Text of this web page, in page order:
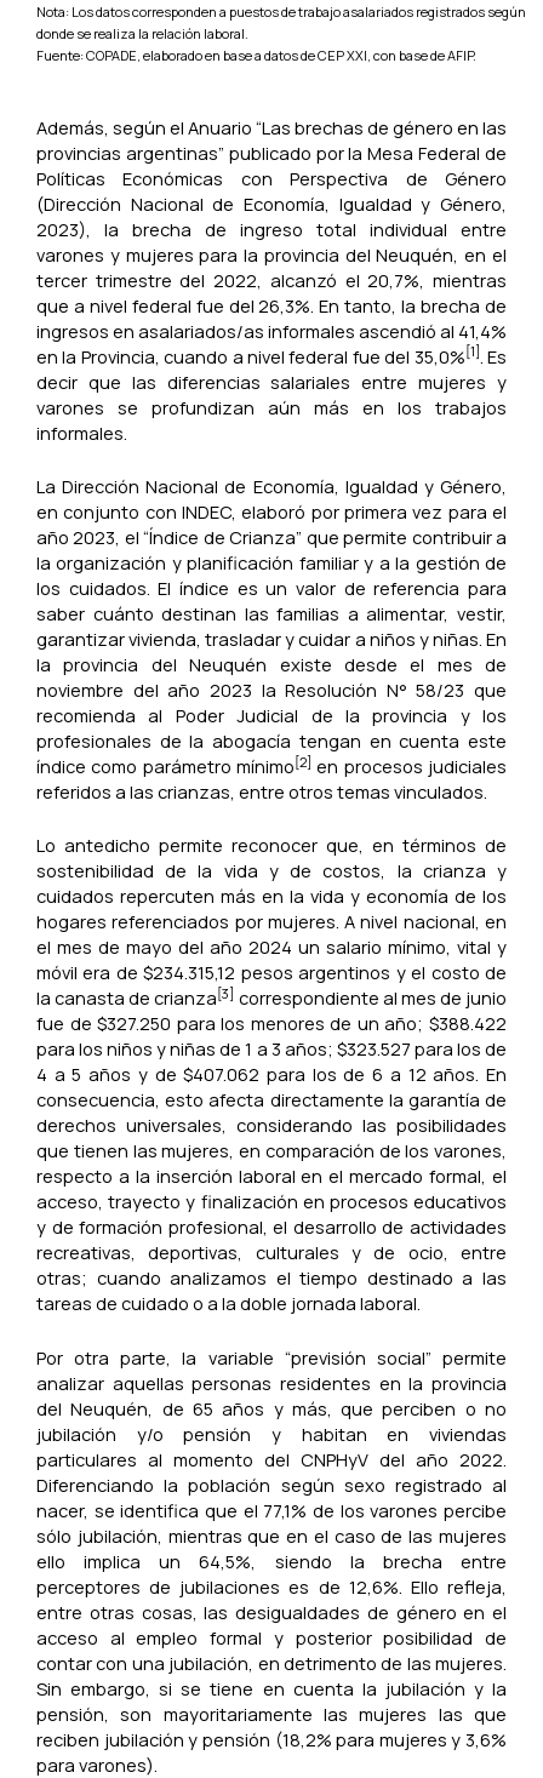
Nota: Los datos corresponden a puestos de trabajo asalariados registrados según
donde se realiza la relación laboral.
Fuente: COPADE, elaborado en base a datos de CEP XXI, con base de AFIP.
Además, según el Anuario “Las brechas de género en las
provincias argentinas” publicado por la Mesa Federal de
Políticas Económicas con Perspectiva de Género
(Dirección Nacional de Economía, Igualdad y Género,
2023), la brecha de ingreso total individual entre
varones y mujeres para la provincia del Neuquén, en el
tercer trimestre del 2022, alcanzó el 20,7%, mientras
que a nivel federal fue del 26,3%. En tanto, la brecha de
ingresos en asalariados/as informales ascendió al 41,4%
en la Provincia, cuando a nivel federal fue del 35,0% [1] . Es
decir que las diferencias salariales entre mujeres y
varones se profundizan aún más en los trabajos
informales.
La Dirección Nacional de Economía, Igualdad y Género,
en conjunto con INDEC, elaboró por primera vez para el
año 2023, el “Índice de Crianza” que permite contribuir a
la organización y planificación familiar y a la gestión de
los cuidados. El índice es un valor de referencia para
saber cuánto destinan las familias a alimentar, vestir,
garantizar vivienda, trasladar y cuidar a niños y niñas. En
la provincia del Neuquén existe desde el mes de
noviembre del año 2023 la Resolución N° 58/23 que
recomienda al Poder Judicial de la provincia y los
profesionales de la abogacía tengan en cuenta este
índice como parámetro mínimo[2] en procesos judiciales
referidos a las crianzas, entre otros temas vinculados.
Lo antedicho permite reconocer que, en términos de
sostenibilidad de la vida y de costos, la crianza y
cuidados repercuten más en la vida y economía de los
hogares referenciados por mujeres. A nivel nacional, en
el mes de mayo del año 2024 un salario mínimo, vital y
móvil era de $234.315,12 pesos argentinos y el costo de
la canasta de crianza [3] correspondiente al mes de junio
fue de $327.250 para los menores de un año; $388.422
para los niños y niñas de 1 a 3 años; $323.527 para los de
4 a 5 años y de $407.062 para los de 6 a 12 años. En
consecuencia, esto afecta directamente la garantía de
derechos universales, considerando las posibilidades
que tienen las mujeres, en comparación de los varones,
respecto a la inserción laboral en el mercado formal, el
acceso, trayecto y finalización en procesos educativos
y de formación profesional, el desarrollo de actividades
recreativas, deportivas, culturales y de ocio, entre
otras; cuando analizamos el tiempo destinado a las
tareas de cuidado o a la doble jornada laboral.
Por otra parte, la variable “previsión social” permite
analizar aquellas personas residentes en la provincia
del Neuquén, de 65 años y más, que perciben o no
jubilación y/o pensión y habitan en viviendas
particulares al momento del CNPHyV del año 2022.
Diferenciando la población según sexo registrado al
nacer, se identifica que el 77,1% de los varones percibe
sólo jubilación, mientras que en el caso de las mujeres
ello implica un 64,5%, siendo la brecha entre
perceptores de jubilaciones es de 12,6%. Ello refleja,
entre otras cosas, las desigualdades de género en el
acceso al empleo formal y posterior posibilidad de
contar con una jubilación, en detrimento de las mujeres.
Sin embargo, si se tiene en cuenta la jubilación y la
pensión, son mayoritariamente las mujeres las que
reciben jubilación y pensión (18,2% para mujeres y 3,6%
para varones).